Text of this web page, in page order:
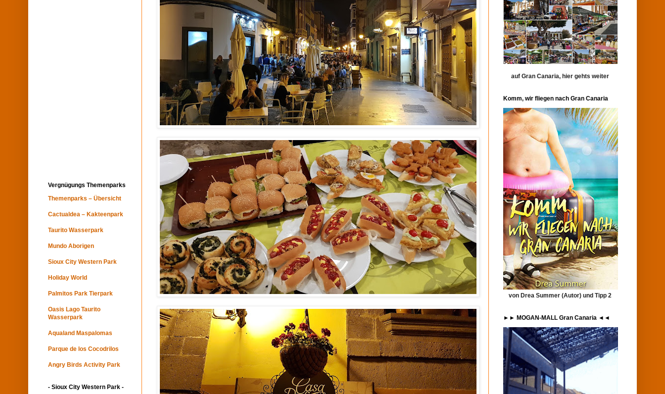
Vergnügungs Themenparks
Themenparks – Übersicht
Cactualdea – Kakteenpark
Taurito Wasserpark
Mundo Aborigen
Sioux City Western Park
Holiday World
Palmitos Park Tierpark
Oasis Lago Taurito
Wasserpark
Aqualand Maspalomas
Parque de los Cocodrilos
Angry Birds Activity Park
- Sioux City Western Park -
auf Gran Canaria, hier gehts weiter
Komm, wir fliegen nach Gran Canaria
von Drea Summer (Autor) und Tipp 2
►► MOGAN-MALL Gran Canaria ◄◄